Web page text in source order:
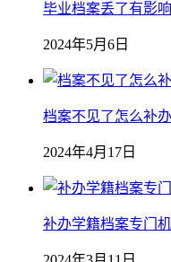
毕业档案丢了有影
2024年5月6日
档案不见了怎么补
2024年4月17日
补办学籍档案专门